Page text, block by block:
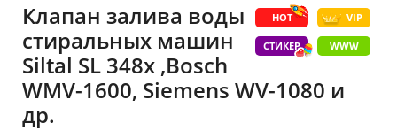
HOT VIP
СТИКЕР WWW
Клапан залива воды
стиральных машин
Siltal SL 348x ,Bosch
WMV-1600, Siemens WV-1080 и
др.